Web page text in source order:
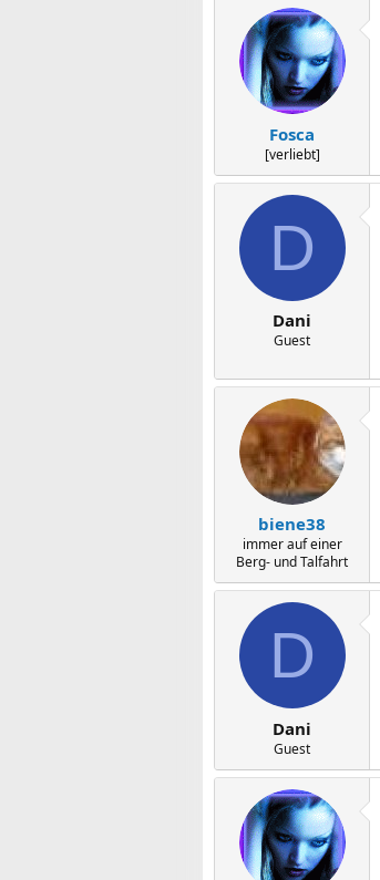
Fosca
[verliebt]
D
Dani
Guest
biene38
immer auf einer
Berg- und Talfahrt
D
Dani
Guest